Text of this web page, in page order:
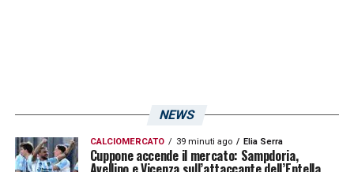
NEWS
CALCIOMERCATO 39 minuti ago Elia Serra
Cuppone accende il mercato: Sampdoria,